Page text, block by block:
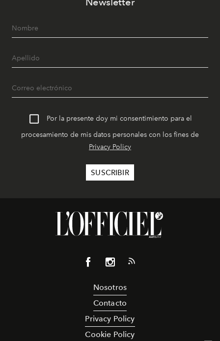
Por la presente doy mi consentimiento para el
procesamiento de mis datos personales con los fines de
Privacy Policy
Nosotros
Contacto
Privacy Policy
Cookie Policy